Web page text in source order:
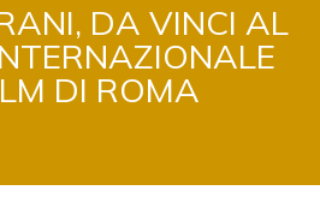
DA VINCI AL
DI ROMA